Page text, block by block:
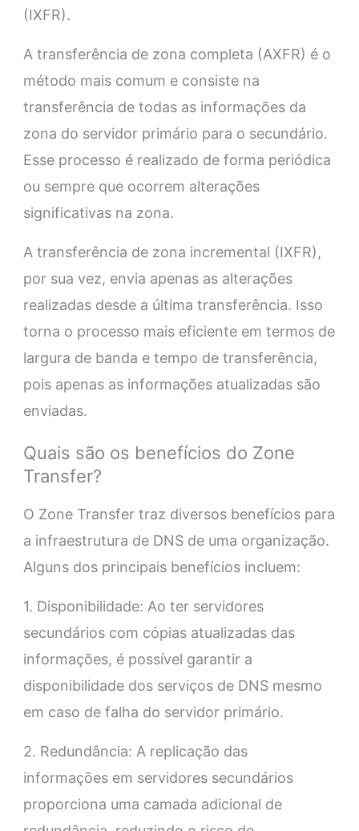
(IXFR).
A transferência de zona completa (AXFR) é o
método mais comum e consiste na
transferência de todas as informações da
zona do servidor primário para o secundário.
Esse processo é realizado de forma periódica
ou sempre que ocorrem alterações
significativas na zona.
A transferência de zona incremental (IXFR),
por sua vez, envia apenas as alterações
realizadas desde a última transferência. Isso
torna o processo mais eficiente em termos de
largura de banda e tempo de transferência,
pois apenas as informações atualizadas são
enviadas.
Quais são os benefícios do Zone
Transfer?
O Zone Transfer traz diversos benefícios para
a infraestrutura de DNS de uma organização.
Alguns dos principais benefícios incluem:
1. Disponibilidade: Ao ter servidores
secundários com cópias atualizadas das
informações, é possível garantir a
disponibilidade dos serviços de DNS mesmo
em caso de falha do servidor primário.
2. Redundância: A replicação das
informações em servidores secundários
proporciona uma camada adicional de